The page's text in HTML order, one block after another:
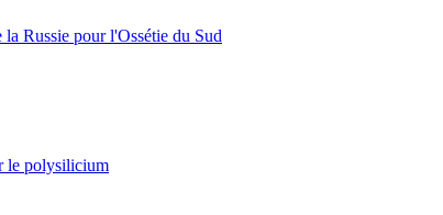
la Russie pour l'Ossétie du Sud
le polysilicium